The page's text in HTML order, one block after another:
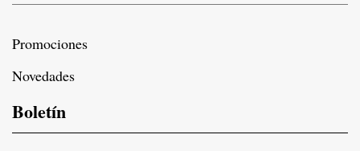
Promociones
Novedades
Boletín